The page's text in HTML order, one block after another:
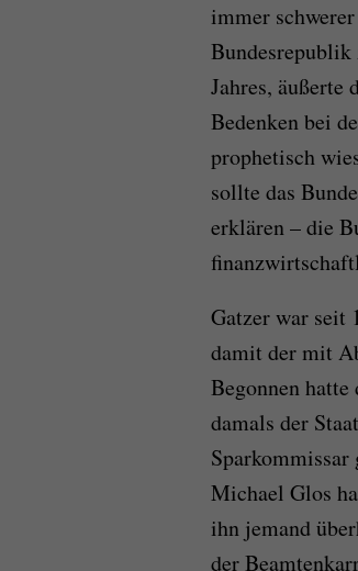
immer
Bundesrepublik
Jahres, äußerte
Bedenken bei
prophetisch
sollte das
erklären – die
Gatzer war seit
damit der mit
Begonnen
damals der
Michael Glos
ihn jemand
der